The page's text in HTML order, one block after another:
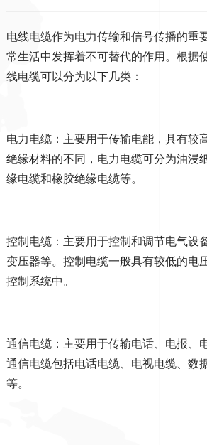
电线电缆作为电力传输和信号传播的重
常生活中发挥着不可替代的作用。根据
线电缆可以分为以下几类：
电力电缆：主要用于传输电能，具有较
绝缘材料的不同，电力电缆可分为油浸
缘电缆和橡胶绝缘电缆等。
控制电缆：主要用于控制和调节电气设
变压器等。控制电缆一般具有较低的电
控制系统中。
通信电缆：主要用于传输电话、电报、
通信电缆包括电话电缆、电视电缆、数
等。